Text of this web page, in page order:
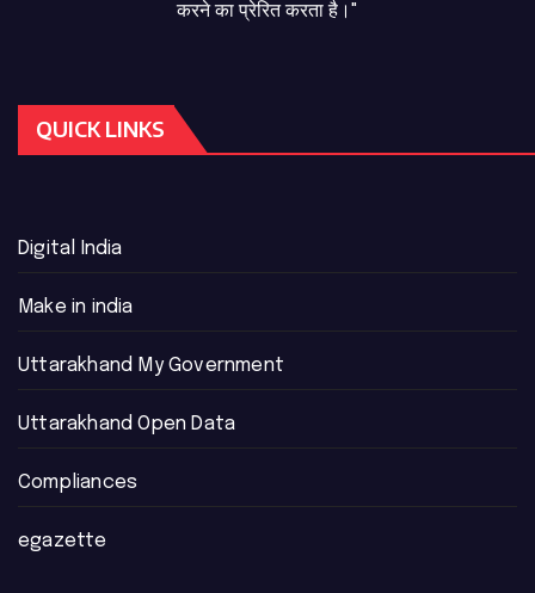
करने का प्रेरित करता है।"
QUICK LINKS
Digital India
Make in india
Uttarakhand My Government
Uttarakhand Open Data
Compliances
egazette